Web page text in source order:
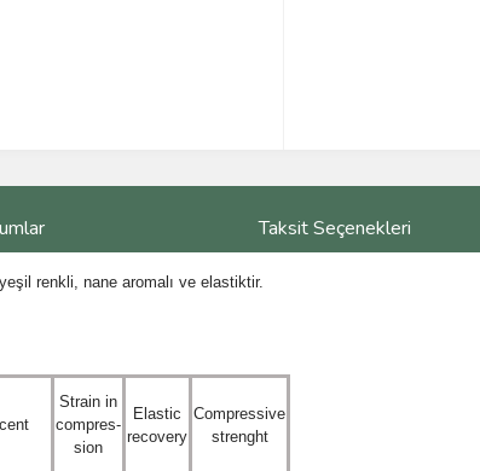
Taksit Seçenekleri
renkli, nane aromalı ve elastiktir.
Strain in
compres-
sion
Elastic
recovery
Compressive
strenght